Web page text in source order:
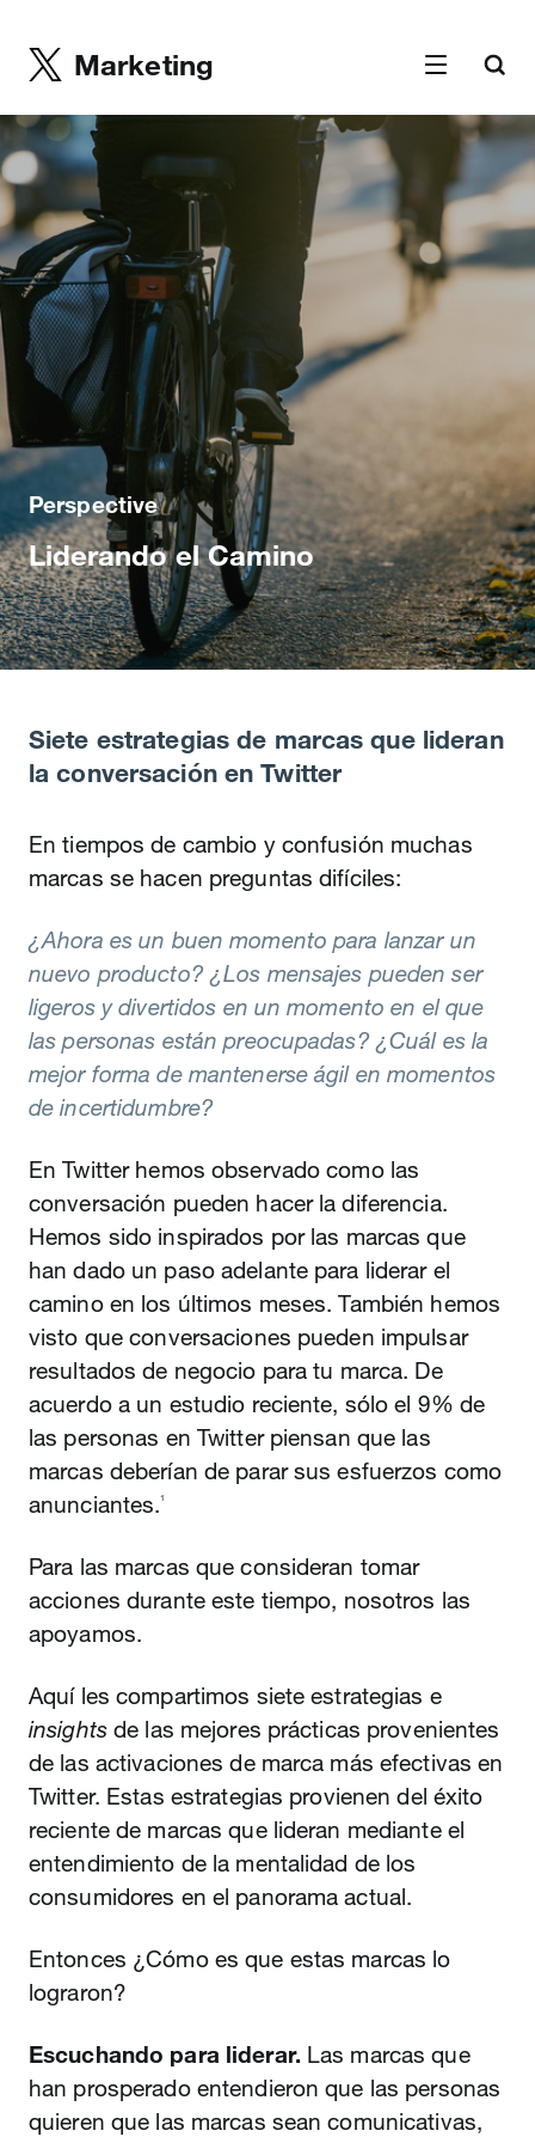
Marketing
Perspective
Liderando el Camino
Siete estrategias de marcas que lideran
la conversación en Twitter
En tiempos de cambio y confusión muchas
marcas se hacen preguntas difíciles:
¿Ahora es un buen momento para lanzar un
nuevo producto? ¿Los mensajes pueden ser
ligeros y divertidos en un momento en el que
las personas están preocupadas? ¿Cuál es la
mejor forma de mantenerse ágil en momentos
de incertidumbre?
En Twitter hemos observado como las
conversación pueden hacer la diferencia.
Hemos sido inspirados por las marcas que
han dado un paso adelante para liderar el
camino en los últimos meses. También hemos
visto que conversaciones pueden impulsar
resultados de negocio para tu marca. De
acuerdo a un estudio reciente, sólo el 9% de
las personas en Twitter piensan que las
marcas deberían de parar sus esfuerzos como
anunciantes.1
Para las marcas que consideran tomar
acciones durante este tiempo, nosotros las
apoyamos.
Aquí les compartimos siete estrategias e
insightsde las mejores prácticas provenientes
de las activaciones de marca más efectivas en
Twitter. Estas estrategias provienen del éxito
reciente de marcas que lideran mediante el
entendimiento de la mentalidad de los
consumidores en el panorama actual.
Entonces ¿Cómo es que estas marcas lo
lograron?
Escuchando para liderar.Las marcas que
han prosperado entendieron que las personas
quieren que las marcas sean comunicativas,